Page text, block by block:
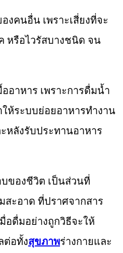
คนอื่น เพราะเสี่ยงที่จะ
หรือไวรัสบางชนิด จน
อาหาร เพราะการดื่มน้ำ
ห้ระบบย่อยอาหารทำงาน
หลังรับประทานอาหาร
ของชีวิต เป็นส่วนที่
สะอาด ที่ปราศจากสาร
อดื่มอย่างถูกวิธีจะให้
ต่อทั้งสุขภาพร่างกายและ